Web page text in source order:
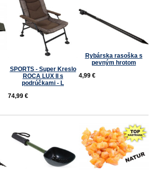
SPORTS - Super Kreslo
ROCA LUX II s
podrúčkami - L
74,99 €
Rybárska rasoška s
pevným hrotom
4,99 €